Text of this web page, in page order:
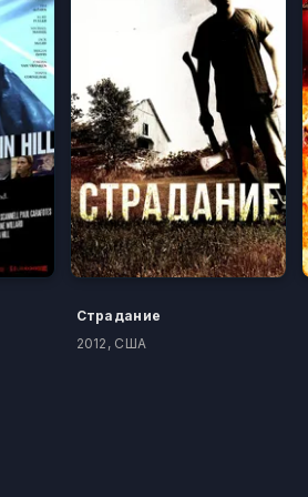
Страдание
2012, США